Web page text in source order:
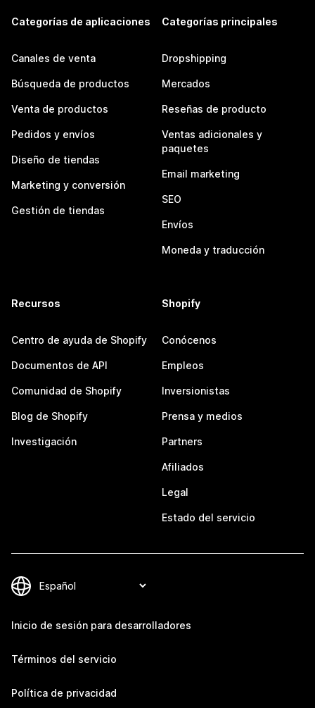
Categorías de aplicaciones
Canales de venta
Búsqueda de productos
Venta de productos
Pedidos y envíos
Diseño de tiendas
Marketing y conversión
Gestión de tiendas
Categorías principales
Dropshipping
Mercados
Reseñas de producto
Ventas adicionales y
paquetes
Email marketing
SEO
Envíos
Moneda y traducción
Recursos
Centro de ayuda de Shopify
Documentos de API
Comunidad de Shopify
Blog de Shopify
Investigación
Shopify
Conócenos
Empleos
Inversionistas
Prensa y medios
Partners
Afiliados
Legal
Estado del servicio
Inicio de sesión para desarrolladores
Términos del servicio
Política de privacidad